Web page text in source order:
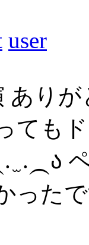
user
あり
ても
.⁔ა
った